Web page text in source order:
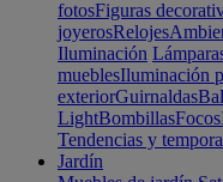
fotosFiguras
joyerosRelojes
Iluminación
mueblesIluminación
exteriorGuirnaldas
LightBombillasFocos
Tendencias y
Jardín